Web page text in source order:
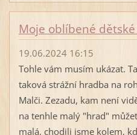
Moje oblíbené
19.06.2024 16:15
Tohle vám musím ukázat.
taková strážní hradba na
Malči. Zezadu, kam není
na tenhle malý "hrad"
malá, chodili jsme kolem,